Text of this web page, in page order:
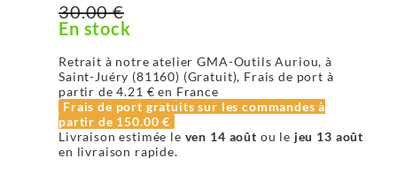
30.00 €
En stock
Retrait à notre atelier GMA-Outils Auriou, à
Saint-Juéry (81160) (Gratuit), Frais de port à
partir de4.21 € en France
Frais de port gratuits sur les commandes à
partir de 150.00 €
Livraison estimée le ven 14 août ou le jeu 13 août
en livraison rapide.